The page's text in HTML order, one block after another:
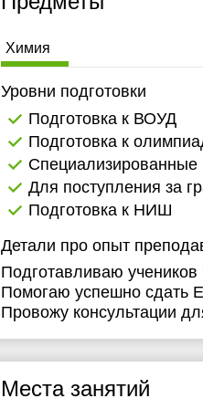
Химия
Уровни подготовки
Подготовка к ВОУД
Подготовка к
Специализированные
Для поступления за
Подготовка к НИШ
Детали про опыт
Подготавливаю учеников
Помогаю успешно сдать
Провожу консультации
Места занятий